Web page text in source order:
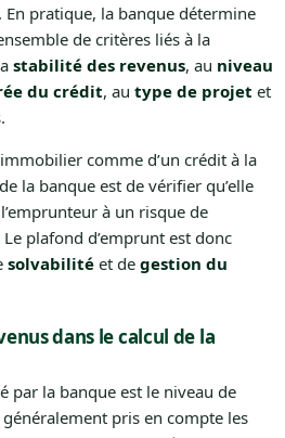
pratique, la banque détermine
de critères liés à la
stabilité des revenus, au niveau
du crédit, au type de projet et
comme d’un crédit à la
la banque est de vérifier qu’elle
à un risque de
plafond d’emprunt est donc
solvabilitéet de gestion du
dans le calcul de la
par la banque est le niveau de
généralement pris en compte les